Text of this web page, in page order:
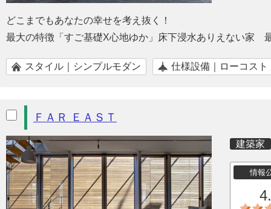
どこまでもあなたの幸せを考え抜く！
最大の特徴「すご基礎X心地ゆか」床下浸水ありえない
スタイル｜シンプルモダン 仕様設備｜ローコスト
ＦＡＲ ＥＡＳＴ
建築家
情報